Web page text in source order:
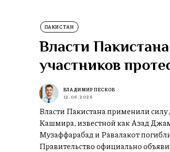
ПАКИСТАН
Власти
участников
ВЛАДИМИР ПЕСКОВ
12.06.2026
Власти Пакистана применили силу
Кашмира, известной как Азад
Музаффарабад и Равалакот
Правительство официально